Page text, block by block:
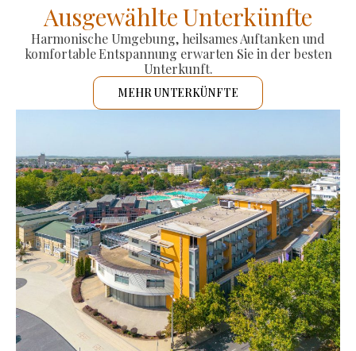
Ausgewählte Unterkünfte
Harmonische Umgebung, heilsames Auftanken und
komfortable Entspannung erwarten Sie in der besten
Unterkunft.
MEHR UNTERKÜNFTE